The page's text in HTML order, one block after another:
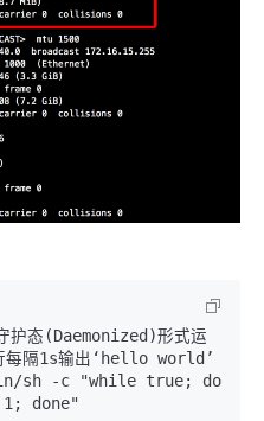
护态(Daemonized)形式运
每隔1s输出‘hello world’
sh -c "while true; do